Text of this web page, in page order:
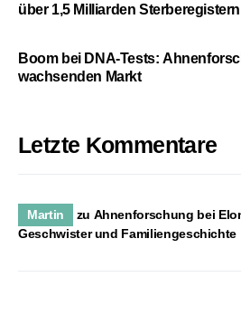
über 1,5 Milliarden Sterberegistern
Boom bei DNA-Tests:
wachsenden Markt
Letzte Kommentare
Martin zu Ahnenforschung bei
Geschwister und Familiengeschichte